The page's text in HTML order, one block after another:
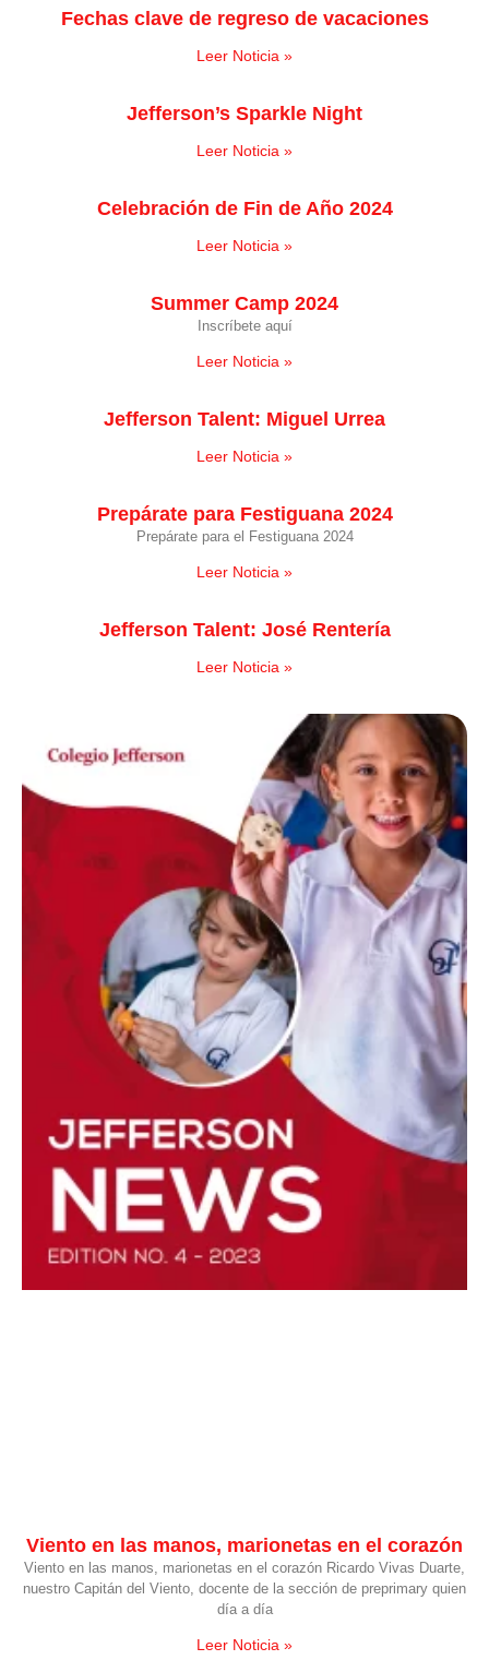
Fechas clave de regreso de vacaciones
Leer Noticia »
Jefferson’s Sparkle Night
Leer Noticia »
Celebración de Fin de Año 2024
Leer Noticia »
Summer Camp 2024
Inscríbete aquí
Leer Noticia »
Jefferson Talent: Miguel Urrea
Leer Noticia »
Prepárate para Festiguana 2024
Prepárate para el Festiguana 2024
Leer Noticia »
Jefferson Talent: José Rentería
Leer Noticia »
Viento en las manos, marionetas en el corazón
Viento en las manos, marionetas en el corazón Ricardo Vivas Duarte,
nuestro Capitán del Viento, docente de la sección de preprimary quien
día a día
Leer Noticia »